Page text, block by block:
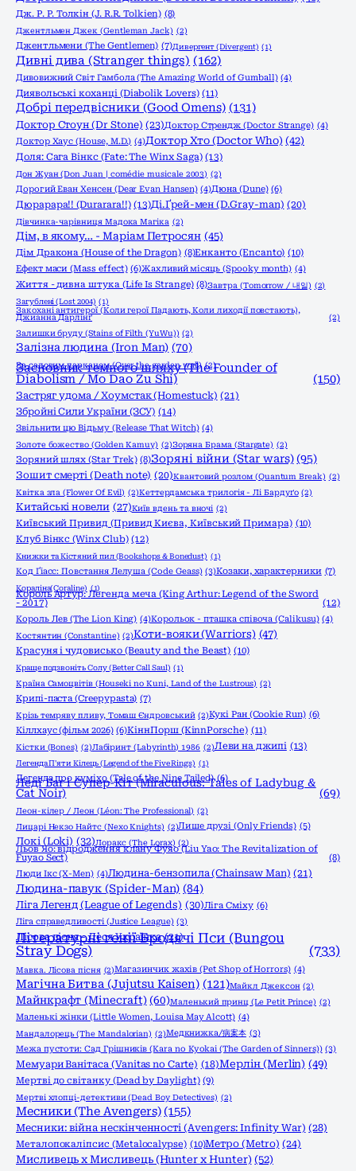
Дж. Р. Р. Толкін (J. R.R. Tolkien) (8)
Джентльмен Джек (Gentleman Jack) (2)
Джентльмени (The Gentlemen) (7)Дивергент (Divergent) (1)
Дивні дива (Stranger things) (162)
Дивовижний Світ Гамбола (The Amazing World of Gumball) (4)
Диявольські коханці (Diabolik Lovers) (11)
Добрі передвісники (Good Omens) (131)
Доктор Стоун (Dr Stone) (23)Доктор Стрендж (Doctor Strange) (4)
Доктор Хаус (House, M.D.) (4)Доктор Хто (Doctor Who) (42)
Доля: Сага Вінкс (Fate: The Winx Saga) (13)
Дон Жуан (Don Juan | comédie musicale 2003) (2)
Дорогий Еван Хенсен (Dear Evan Hansen) (4)Дюна (Dune) (6)
Дюрарара!! (Durarara!!) (13)Ді.Ґрей-мен (D.Gray-man) (20)
Дівчинка-чарівниця Мадока Магіка (2)
Дім, в якому… - Маріам Петросян (45)
Дім Дракона (House of the Dragon) (8)Енканто (Encanto) (10)
Ефект маси (Mass effect) (6)Жахливий місяць (Spooky month) (4)
Життя - дивна штука (Life Is Strange) (8)Завтра (Tomorrow / 내일) (2)
Загублені (Lost 2004) (1)
Закохані антигерої (Коли герої Падають, Коли лиходії повстають),
Джианна Дарлінґ
(2)
Залишки бруду (Stains of Filth (YuWu)) (2)
Залізна людина (Iron Man) (70)
За садовим парканом (Over the garden wall) (2)
Засновник темного шляху (The Founder of
Diabolism / Mo Dao Zu Shi) (150)
Застряг удома / Хоумстак (Homestuck) (21)
Збройні Сили України (ЗСУ) (14)
Звільнити цю Відьму (Release That Witch) (4)
Золоте божество (Golden Kamuy) (2)Зоряна Брама (Stargate) (2)
Зоряний шлях (Star Trek) (8)Зоряні війни (Star wars) (95)
Зошит смерті (Death note) (20)Квантовий розлом (Quantum Break) (2)
Квітка зла (Flower Of Evil) (2)Кеттердамська трилогія - Лі Бардуґо (2)
Китайські новели (27)Київ вдень та вночі (2)
Київський Привид (Привид Києва, Київський Примара) (10)
Клуб Вінкс (Winx Club) (12)
Книжки та Кістяний пил (Bookshops & Bonedust) (1)
Код Ґіасс: Повстання Лелуша (Code Geass) (3)Козаки, характерники (7)
Кораліна(Coraline) (1)
Король Артур: Легенда меча (King Arthur: Legend of the Sword
- 2017) (12)
Король Лев (The Lion King) (4)Корольок - пташка співоча (Calikusu) (4)
Костянтин (Constantine) (2)Коти-вояки (Warriors) (47)
Красуня і чудовисько (Beauty and the Beast) (10)
Краще подзвоніть Солу (Better Call Saul) (1)
Країна Самоцвітів (Houseki no Kuni, Land of the Lustrous) (2)
Крипі-паста (Creepypasta) (7)
Крізь темряву пливу, Томаш Єндровський (2)Кукі Ран (Cookie Run) (6)
Кіллхаус (фільм 2026) (6)КіннПорш (KinnPorsche) (11)
Кістки (Bones) (2)Лабіринт (Labyrinth) 1986 (2)Леви на джипі (13)
Легенда П'яти Кілець (Legend of the Five Rings) (1)
Легенда про куміхо (Tale of the Nine Tailed) (6)
Леді Баг і Супер-Кіт (Miraculous: Tales of Ladybug &
Cat Noir)
(69)
Леон-кілер / Леон (Léon: The Professional) (2)
Лицарі Некзо Найтс (Nexo Knights) (2)Лише друзі (Only Friends) (5)
Локі (Loki) (32)Лоракс (The Lorax) (2)
Льов Яо: відродження клану Фуяо (Liu Yao: The Revitalization of
Fuyao Sect)
(8)
Люди Ікс (X-Men) (4)Людина-бензопила (Chainsaw Man) (21)
Людина-павук (Spider-Man) (84)
Ліга Легенд (League of Legends) (30)Ліга Сміху (6)
Ліга справедливості (Justice League) (3)
Лісова пісня - Леся Українка (21)
Літературні генії Бродячі Пси (Bungou
Stray Dogs)
(733)
Мавка. Лісова пісня (2)Магазинчик жахів (Pet Shop of Horrors) (4)
Магічна Битва (Jujutsu Kaisen) (121)Майкл Джексон (2)
Майнкрафт (Minecraft) (60)Маленький принц (Le Petit Prince) (2)
Маленькі жінки (Little Women, Louisa May Alcott) (4)
Мандалорець (The Mandalorian) (2)Медкнижка/病案本 (3)
Межа пустоти: Сад Грішників (Kara no Kyokai (The Garden of Sinners)) (3)
Мемуари Ванітаса (Vanitas no Carte) (18)Мерлін (Merlin) (49)
Мертві до світанку (Dead by Daylight) (9)
Мертві хлопці-детективи (Dead Boy Detectives) (2)
Месники (The Avengers) (155)
Месники: війна нескінченності (Avengers: Infinity War) (28)
Металопокаліпсис (Metalocalypse) (10)Метро (Metro) (24)
Мисливець х Мисливець (Hunter x Hunter) (52)